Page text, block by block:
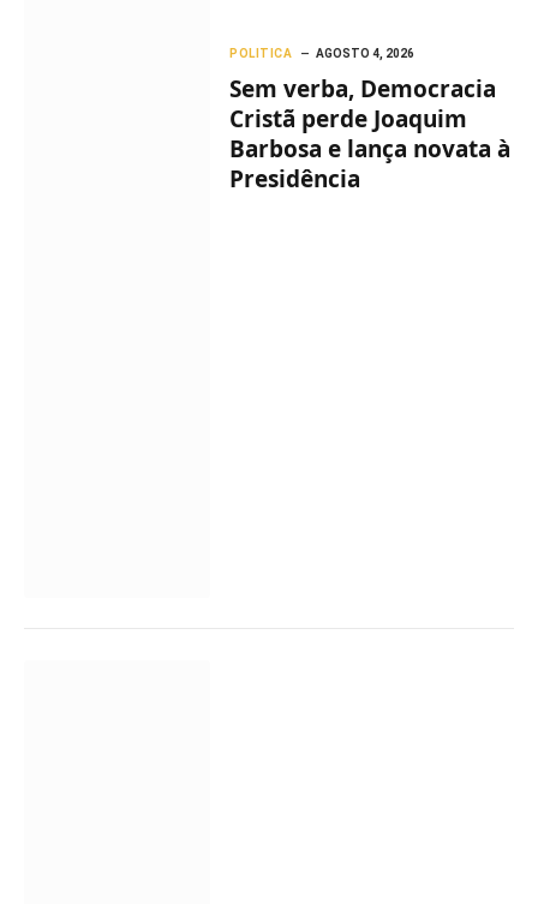
POLITICA AGOSTO 4, 2026
Sem verba, Democracia
Cristã perde Joaquim
Barbosa e lança novata à
Presidência